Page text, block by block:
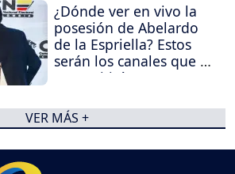
¿Dónde ver en vivo la
posesión de Abelardo
de la Espriella? Estos
serán los canales que la
transmitirán
VER MÁS +